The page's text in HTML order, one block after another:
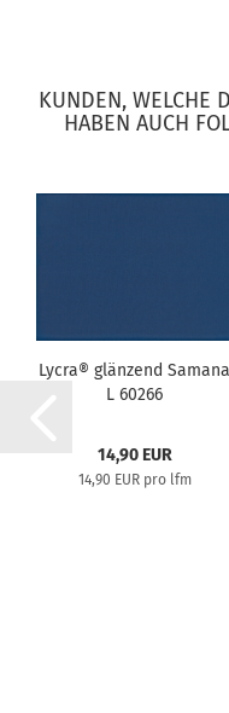
KUNDEN, WELCHE
HABEN AUCH
Lycra® glänzend Samana
L 60266
14,90 EUR
14,90 EUR pro lfm